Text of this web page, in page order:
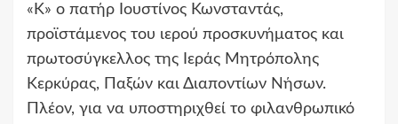
«Κ» ο πατήρ Ιουστίνος Κωνσταντάς,
προϊστάμενος του ιερού προσκυνήματος και
πρωτοσύγκελλος της Ιεράς Μητρόπολης
Κερκύρας, Παξών και Διαποντίων Νήσων.
Πλέον, για να υποστηριχθεί το φιλανθρωπικό